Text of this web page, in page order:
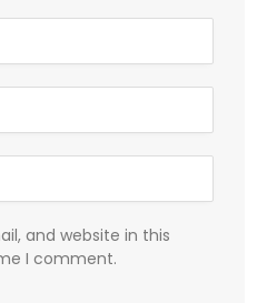
and website in this
I comment.